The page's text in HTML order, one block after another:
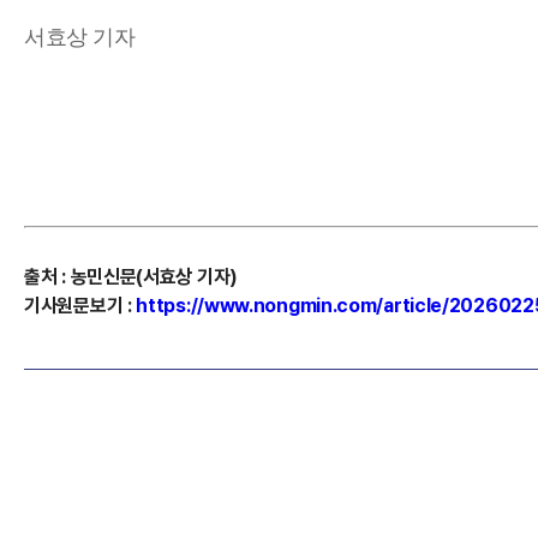
서효상 기자
출처 : 농민신문(서효상 기자)
기사원문보기 : https://www.nongmin.com/article/